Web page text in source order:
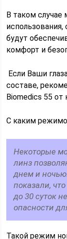
В таком
будут
комфорт и
Если Ваши
составе,
Biomedics 55 от
С каким
Некоторые
линз
днем и
показали,
до 30 суток
опасности
Такой режим